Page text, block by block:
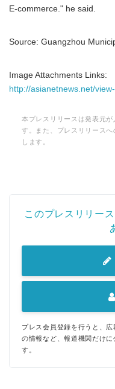
E-commerce." he said.
Source: Guangzhou
Image Attachments Links:
http://asianetnews.net/
本プレスリリースは発表元
す。また、プレスリリース
します。
このプレスリリー
プレス会員登録を行うと、
の情報など、報道機関だけ
す。